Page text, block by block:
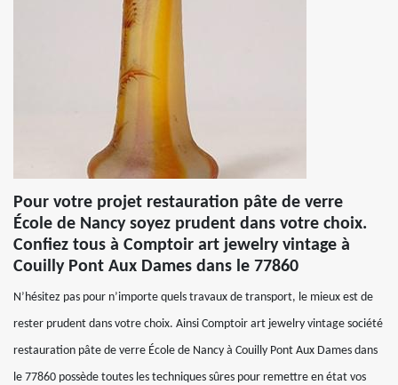
Pour votre projet restauration pâte de verre
École de Nancy soyez prudent dans votre choix.
Confiez tous à Comptoir art jewelry vintage à
Couilly Pont Aux Dames dans le 77860
N’hésitez pas pour n’importe quels travaux de transport, le mieux est de
rester prudent dans votre choix. Ainsi Comptoir art jewelry vintage société
restauration pâte de verre École de Nancy à Couilly Pont Aux Dames dans
le 77860 possède toutes les techniques sûres pour remettre en état vos